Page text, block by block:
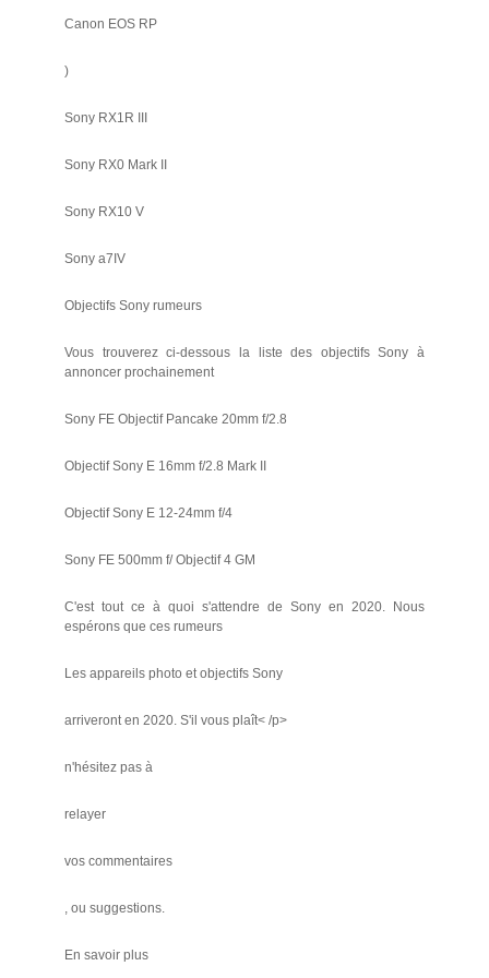
Canon EOS RP
)
Sony RX1R III
Sony RX0 Mark II
Sony RX10 V
Sony a7IV
Objectifs Sony rumeurs
Vous trouverez ci-dessous la liste des objectifs Sony à
annoncer prochainement
Sony FE Objectif Pancake 20mm f/2.8
Objectif Sony E 16mm f/2.8 Mark II
Objectif Sony E 12-24mm f/4
Sony FE 500mm f/ Objectif 4 GM
C'est tout ce à quoi s'attendre de Sony en 2020. Nous
espérons que ces rumeurs
Les appareils photo et objectifs Sony
arriveront en 2020. S'il vous plaît< /p>
n'hésitez pas à
relayer
vos commentaires
, ou suggestions.
En savoir plus